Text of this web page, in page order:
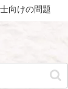
向けの問題